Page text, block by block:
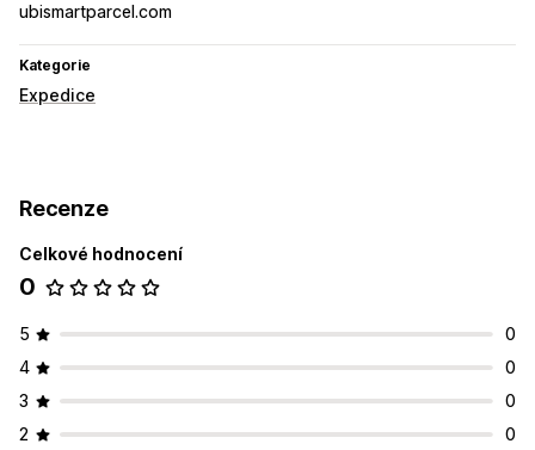
ubismartparcel.com
Kategorie
Expedice
Recenze
Celkové hodnocení
0
5
0
4
0
3
0
2
0